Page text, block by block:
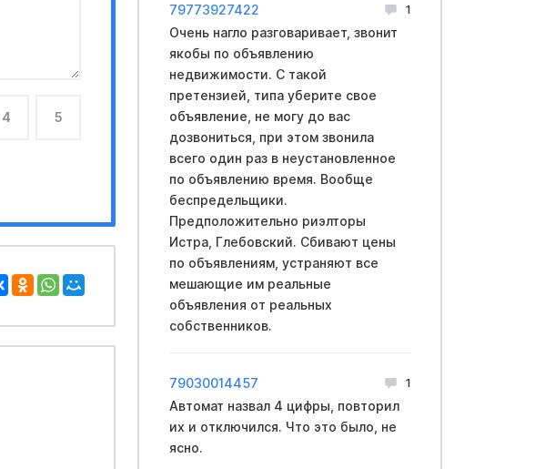
4 5
79773927422 1
Очень нагло разговаривает, звонит
якобы по объявлению
недвижимости. С такой
претензией, типа уберите свое
объявление, не могу до вас
дозвониться, при этом звонила
всего один раз в неустановленное
по объявлению время. Вообще
беспредельщики.
Предположительно риэлторы
Истра, Глебовский. Сбивают цены
по объявлениям, устраняют все
мешающие им реальные
объявления от реальных
собственников.
79030014457 1
Автомат назвал 4 цифры, повторил
их и отключился. Что это было, не
ясно.